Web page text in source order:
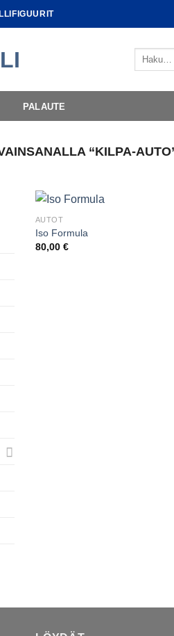
Etsi:
PALAUTE
“KILPA-
AUTOT
Iso Formula
80,00 €